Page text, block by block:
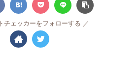
チェッカーをフォローする